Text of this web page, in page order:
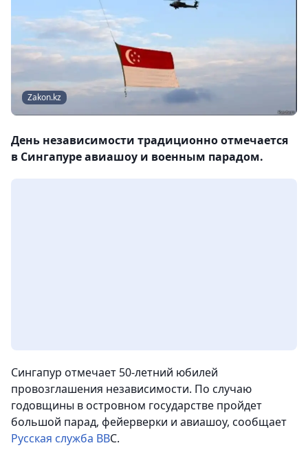
Zakon.kz
День независимости традиционно отмечается
в Сингапуре авиашоу и военным парадом.
Сингапур отмечает 50-летний юбилей
провозглашения независимости. По случаю
годовщины в островном государстве пройдет
большой парад, фейерверки и авиашоу, сообщает
Русская служба ВВС.